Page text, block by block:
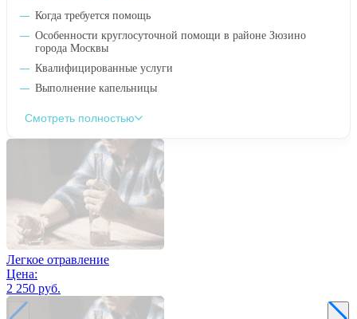
Когда требуется помощь
Особенности круглосуточной помощи в районе Зюзино
города Москвы
Квалифицированные услуги
Выполнение капельницы
Смотреть полностью
Легкое отравление
Цена:
2 250 руб.